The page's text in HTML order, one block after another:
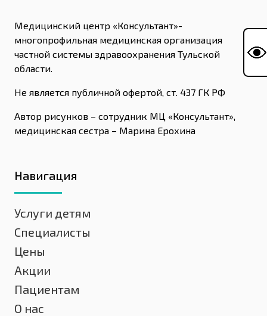
Медицинский центр «Консультант»-
многопрофильная медицинская организация
частной системы здравоохранения Тульской
области.
Не является публичной офертой, ст. 437 ГК РФ
Автор рисунков – сотрудник МЦ «Консультант»,
медицинская сестра – Марина Ерохина
Навигация
Услуги детям
Специалисты
Цены
Акции
Пациентам
О нас